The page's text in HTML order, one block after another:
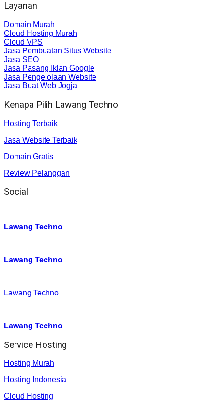
Layanan
Domain Murah
Cloud Hosting Murah
Cloud VPS
Jasa Pembuatan Situs Website
Jasa SEO
Jasa Pasang Iklan Google
Jasa Pengelolaan Website
Jasa Buat Web Jogja
Kenapa Pilih Lawang Techno
Hosting Terbaik
Jasa Website Terbaik
Domain Gratis
Review Pelanggan
Social
Lawang Techno
Lawang Techno
Lawang Techno
Lawang Techno
Service Hosting
Hosting Murah
Hosting Indonesia
Cloud Hosting